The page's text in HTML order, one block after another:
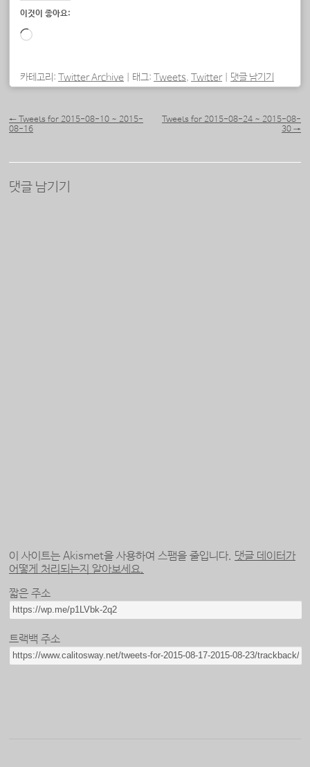
이것이 좋아요:
로
중...
카테고리: Twitter Archive 태그: Tweets, Twitter 댓글 남기기
← Tweets for 2015-08-10 ~ 2015-
08-16
Tweets for 2015-08-24 ~ 2015-08-
30 →
댓글 남기기
이 사이트는 Akismet을 사용하여 스팸을 줄입니다. 댓글 데이터가
어떻게 처리되는지 알아보세요.
짧은 주소
트랙백 주소